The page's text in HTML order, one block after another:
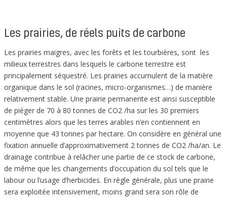
Les prairies, de réels puits de carbone
Les prairies maigres, avec les forêts et les tourbières, sont les
milieux terrestres dans lesquels le carbone terrestre est
principalement séquestré. Les prairies accumulent de la matière
organique dans le sol (racines, micro-organismes…) de manière
relativement stable. Une prairie permanente est ainsi susceptible
de piéger de 70 à 80 tonnes de CO2 /ha sur les 30 premiers
centimètres alors que les terres arables n’en contiennent en
moyenne que 43 tonnes par hectare. On considère en général une
fixation annuelle d’approximativement 2 tonnes de CO2 /ha/an. Le
drainage contribue à relâcher une partie de ce stock de carbone,
de même que les changements d’occupation du sol tels que le
labour ou l’usage d’herbicides. En règle générale, plus une prairie
sera exploitée intensivement, moins grand sera son rôle de